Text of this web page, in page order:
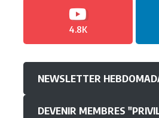
4.8K
NEWSLETTER
DEVENIR MEMBRES